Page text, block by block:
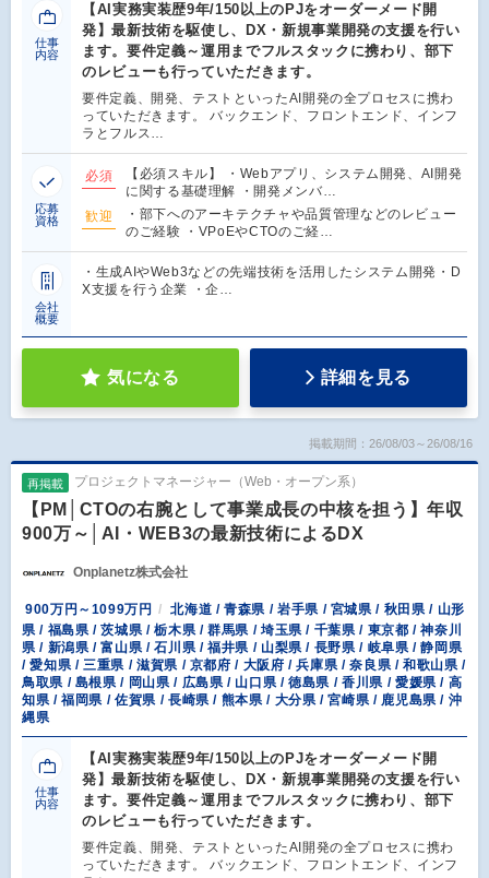
仕事
内容
【AI実務実装歴9年/150以上のPJをオーダーメード開
発】最新技術を駆使し、DX・新規事業開発の支援を行い
ます。要件定義～運用までフルスタックに携わり、部下
のレビューも行っていただきます。
要件定義、開発、テストといったAI開発の全プロセスに携わ
っていただきます。 バックエンド、フロントエンド、インフ
ラとフルス…
応募
資格
必須
【必須スキル】 ・Webアプリ、システム開発、AI開発
に関する基礎理解 ・開発メンバ…
歓迎
・部下へのアーキテクチャや品質管理などのレビュー
のご経験 ・VPoEやCTOのご経…
会社
概要
・生成AIやWeb3などの先端技術を活用したシステム開発・D
X支援を行う企業 ・企…
気になる 詳細を見る
掲載期間：26/08/03～26/08/16
再掲載 プロジェクトマネージャー（Web・オープン系）
【PM│CTOの右腕として事業成長の中核を担う】年収
900万～│AI・WEB3の最新技術によるDX
Onplanetz株式会社
900万円～1099万円
北海道 / 青森県 / 岩手県 / 宮城県 / 秋田県 / 山形
県 / 福島県 / 茨城県 / 栃木県 / 群馬県 / 埼玉県 / 千葉県 / 東京都 / 神奈川
県 / 新潟県 / 富山県 / 石川県 / 福井県 / 山梨県 / 長野県 / 岐阜県 / 静岡県
/ 愛知県 / 三重県 / 滋賀県 / 京都府 / 大阪府 / 兵庫県 / 奈良県 / 和歌山県 /
鳥取県 / 島根県 / 岡山県 / 広島県 / 山口県 / 徳島県 / 香川県 / 愛媛県 / 高
知県 / 福岡県 / 佐賀県 / 長崎県 / 熊本県 / 大分県 / 宮崎県 / 鹿児島県 / 沖
縄県
仕事
内容
【AI実務実装歴9年/150以上のPJをオーダーメード開
発】最新技術を駆使し、DX・新規事業開発の支援を行い
ます。要件定義～運用までフルスタックに携わり、部下
のレビューも行っていただきます。
要件定義、開発、テストといったAI開発の全プロセスに携わ
っていただきます。 バックエンド、フロントエンド、インフ